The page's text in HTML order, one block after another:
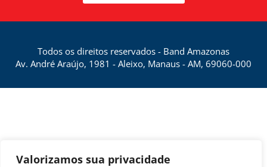
Valorizamos sua privacidade
Todos os direitos reservados - Band Amazonas
Av. André Araújo, 1981 - Aleixo, Manaus - AM, 69060-000